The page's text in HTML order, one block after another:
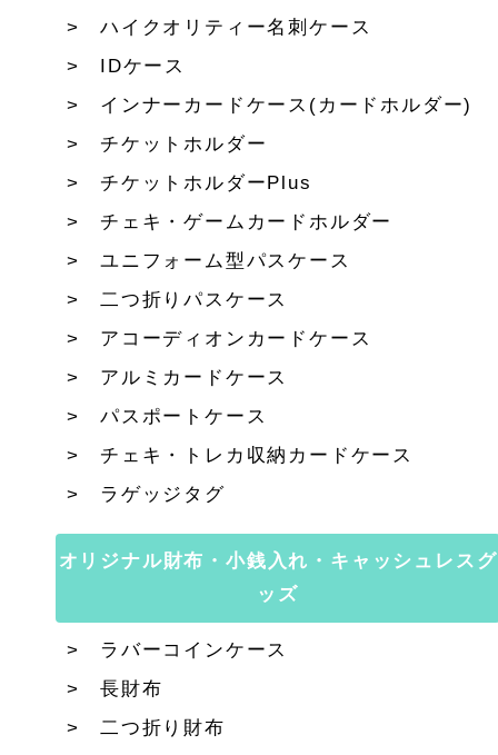
ハイクオリティー名刺ケース
IDケース
インナーカードケース(カードホルダー)
チケットホルダー
チケットホルダーPlus
チェキ・ゲームカードホルダー
ユニフォーム型パスケース
二つ折りパスケース
アコーディオンカードケース
アルミカードケース
パスポートケース
チェキ・トレカ収納カードケース
ラゲッジタグ
オリジナル財布・小銭入れ・キャッシュレスグ
ッズ
ラバーコインケース
長財布
二つ折り財布